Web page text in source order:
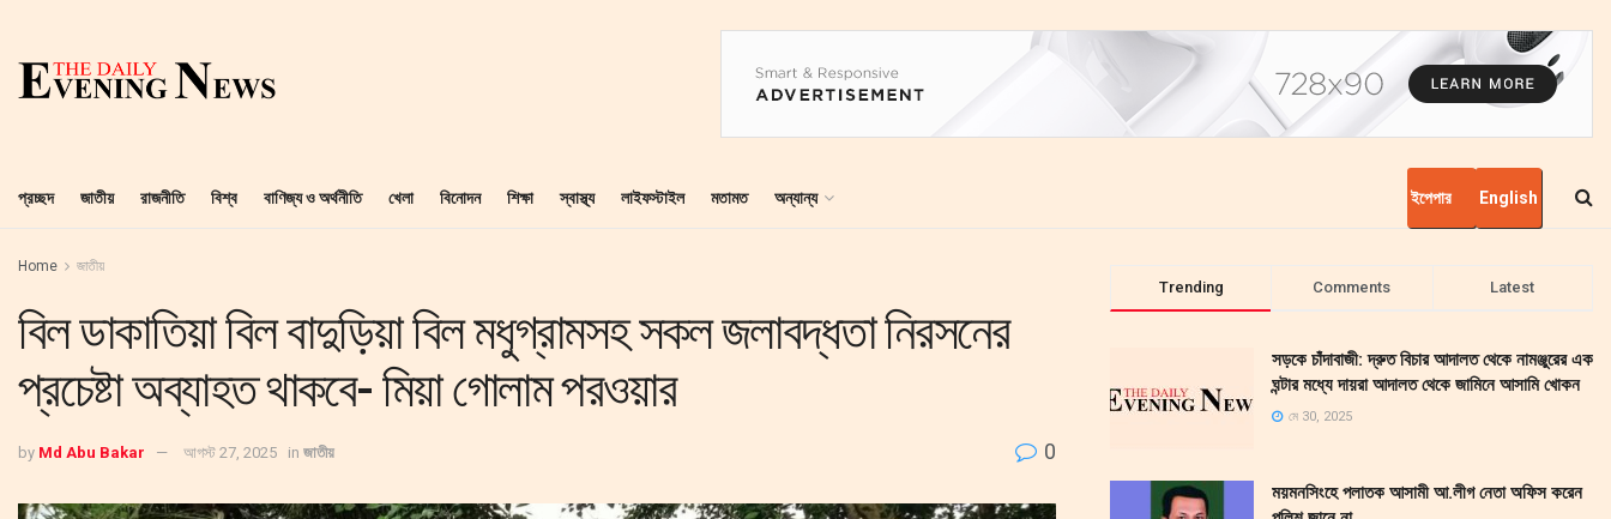
প্রচ্ছদ জাতীয় রাজনীতি বিশ্ব বাণিজ্য ও অর্থনীতি খেলা বিনোদন শিক্ষা স্বাস্থ্য লাইফস্টাইল মতামত অন্যান্য ইপেপার English
Home জাতীয়
বিল ডাকাতিয়া বিল বাদুড়িয়া বিল মধুগ্রামসহ সকল জলাবদ্ধতা নিরসনের
প্রচেষ্টা অব্যাহত থাকবে- মিয়া গোলাম পরওয়ার
by Md Abu Bakar আগস্ট 27, 2025 in জাতীয় 0
Trending Comments Latest
সড়কে চাঁদাবাজী: দ্রুত বিচার আদালত থেকে নামঞ্জুরের এক
ঘন্টার মধ্যে দায়রা আদালত থেকে জামিনে আসামি খোকন
মে 30, 2025
ময়মনসিংহে পলাতক আসামী আ.লীগ নেতা অফিস করেন